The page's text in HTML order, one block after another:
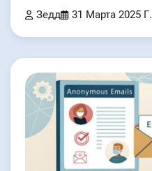
Зедд 31 Марта 2025 Г.